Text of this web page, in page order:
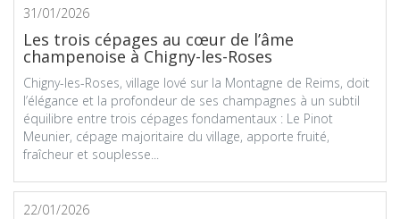
31/01/2026
Les trois cépages au cœur de l’âme
champenoise à Chigny-les-Roses
Chigny-les-Roses, village lové sur la Montagne de Reims, doit
l’élégance et la profondeur de ses champagnes à un subtil
équilibre entre trois cépages fondamentaux : Le Pinot
Meunier, cépage majoritaire du village, apporte fruité,
fraîcheur et souplesse...
22/01/2026